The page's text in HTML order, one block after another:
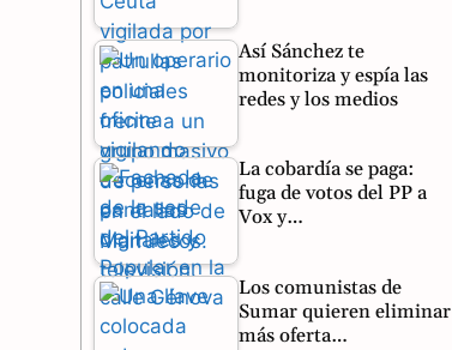
Así Sánchez te
monitoriza y espía las
redes y los medios
La cobardía se paga:
fuga de votos del PP a
Vox y…
Los comunistas de
Sumar quieren eliminar
más oferta…